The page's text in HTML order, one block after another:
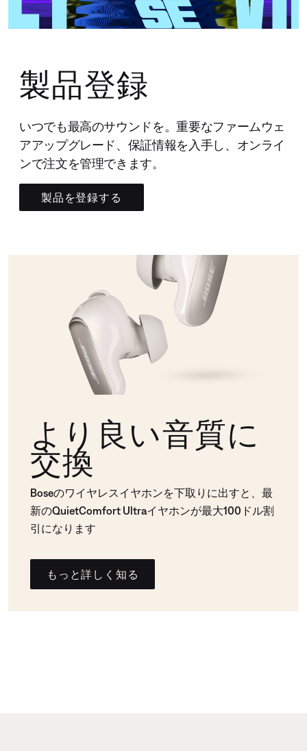
製品登録
いつでも最高のサウンドを。重要なファームウェ
アアップグレード、保証情報を入手し、オンライ
ンで注文を管理できます。
製品を登録する
より良い音質に
交換
Boseのワイヤレスイヤホンを下取りに出すと、最
新のQuietComfort Ultraイヤホンが最大100ドル割
引になります
もっと詳しく知る